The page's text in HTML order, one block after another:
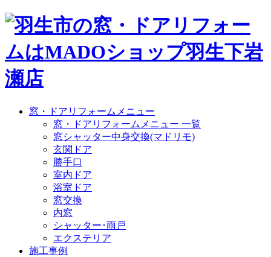
窓・ドアリフォームメニュー
窓・ドアリフォームメニュー 一覧
窓シャッター中身交換(マドリモ)
玄関ドア
勝手口
室内ドア
浴室ドア
窓交換
内窓
シャッター･雨戸
エクステリア
施工事例